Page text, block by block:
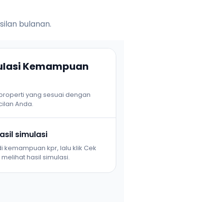
bulanan.
Kemampuan
yang sesuai dengan
Anda.
simulasi
kemampuan kpr, lalu klik Cek
hasil simulasi.